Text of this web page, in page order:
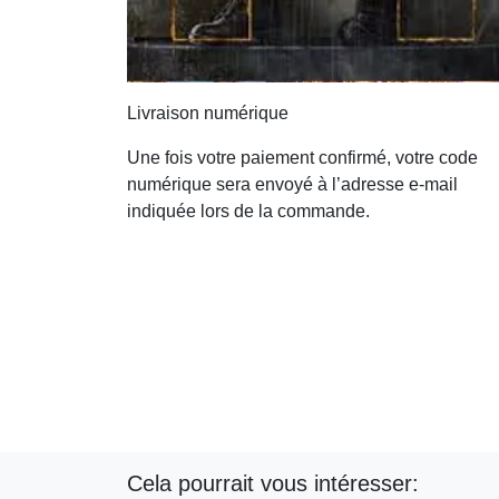
Livraison numérique
Une fois votre paiement confirmé, votre code
numérique sera envoyé à l’adresse e-mail
indiquée lors de la commande.
Cela pourrait vous intéresser: